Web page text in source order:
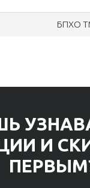
БПХО
И